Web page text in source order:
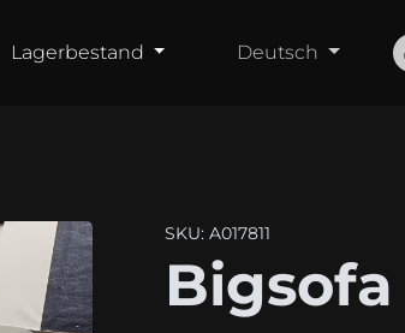
Lagerbestand Deutsch
SKU: A017811